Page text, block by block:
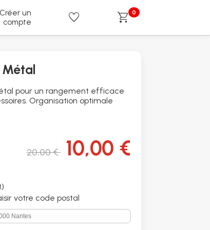
un
compte
favorite shopping_cart 0
pour un rangement efficace
Organisation optimale
20,00 € 10,00 €
votre code postal